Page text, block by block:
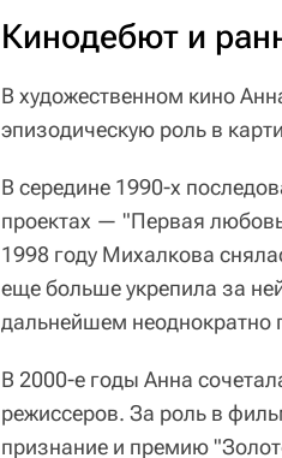
Кинодебют и
В художественном кино
эпизодическую роль в
В середине 1990-х
проектах — "Первая
1998 году Михалкова
еще больше укрепила за
дальнейшем неоднократно
В 2000-е годы Анна
режиссеров. За роль в
признание и премию